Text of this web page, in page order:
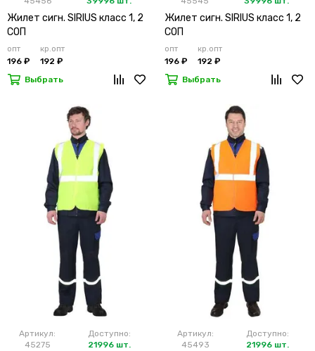
Жилет сигн. SIRIUS класс 1, 2
СОП
опт
196 ₽
кр.опт
192 ₽
Выбрать
Жилет сигн. SIRIUS класс 1, 2
СОП
опт
196 ₽
кр.опт
192 ₽
Выбрать
Артикул:
45275
Доступно:
21996 шт.
Артикул:
45493
Доступно:
21996 шт.